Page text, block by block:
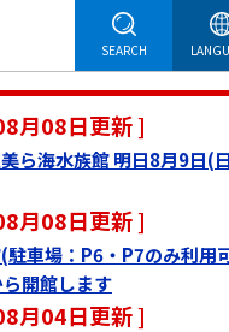
SEARCH
月08日更新 ]
ら海水族館 明日8月9日(
月08日更新 ]
車場：P6・P7のみ利用
開館します
月04日更新 ]